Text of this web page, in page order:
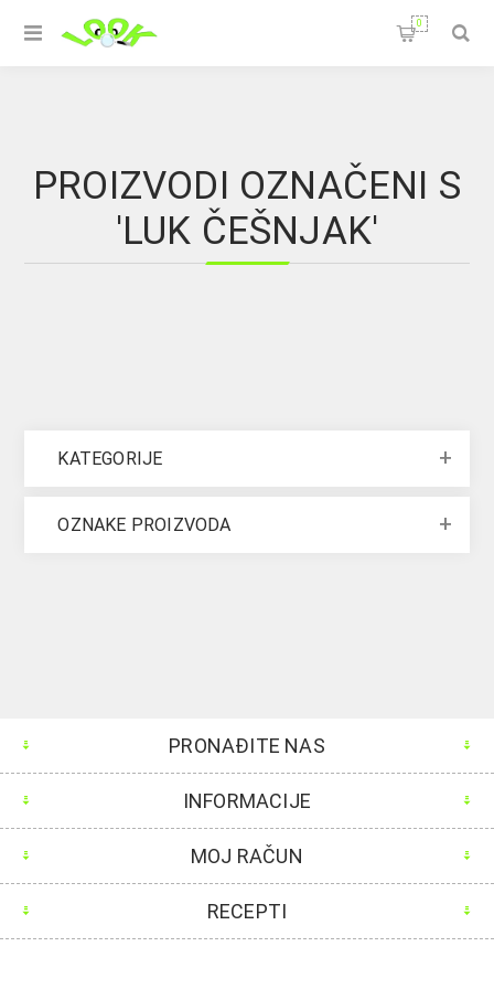
0
PROIZVODI OZNAČENI S
'LUK ČEŠNJAK'
KATEGORIJE
OZNAKE PROIZVODA
PRONAĐITE NAS
INFORMACIJE
MOJ RAČUN
RECEPTI